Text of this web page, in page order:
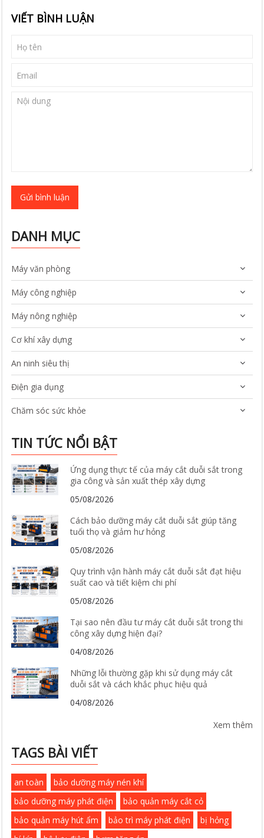
VIẾT BÌNH LUẬN
Gửi bình luận
DANH MỤC
Máy văn phòng
Máy công nghiệp
Máy nông nghiệp
Cơ khí xây dựng
An ninh siêu thị
Điện gia dụng
Chăm sóc sức khỏe
TIN TỨC NỔI BẬT
Ứng dụng thực tế của máy cắt duỗi sắt trong
gia công và sản xuất thép xây dựng
05/08/2026
Cách bảo dưỡng máy cắt duỗi sắt giúp tăng
tuổi thọ và giảm hư hỏng
05/08/2026
Quy trình vận hành máy cắt duỗi sắt đạt hiệu
suất cao và tiết kiệm chi phí
05/08/2026
Tại sao nên đầu tư máy cắt duỗi sắt trong thi
công xây dựng hiện đại?
04/08/2026
Những lỗi thường gặp khi sử dụng máy cắt
duỗi sắt và cách khắc phục hiệu quả
04/08/2026
Xem thêm
TAGS BÀI VIẾT
an toàn
bảo dưỡng máy nén khí
bảo dưỡng máy phát điện
bảo quản máy cắt cỏ
bảo quản máy hút ẩm
bảo trì máy phát điện
bị hỏng